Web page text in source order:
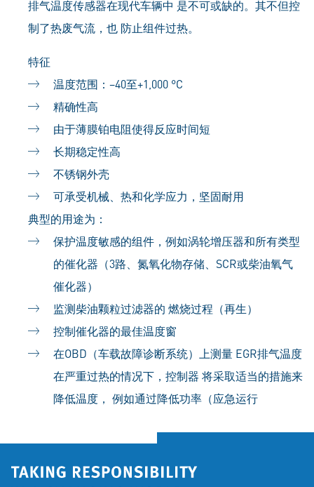
排气温度传感器在现代车辆中 是不可或缺的。其不但控
制了热废气流，也 防止组件过热。
特征
温度范围：–40至+1,000 °C
精确性高
由于薄膜铂电阻使得反应时间短
长期稳定性高
不锈钢外壳
可承受机械、热和化学应力，坚固耐用
典型的用途为：
保护温度敏感的组件，例如涡轮增压器和所有类型
的催化器（3路、氮氧化物存储、SCR或柴油氧气
催化器）
监测柴油颗粒过滤器的 燃烧过程（再生）
控制催化器的最佳温度窗
在OBD（车载故障诊断系统）上测量 EGR排气温度
在严重过热的情况下，控制器 将采取适当的措施来
降低温度， 例如通过降低功率（应急运行